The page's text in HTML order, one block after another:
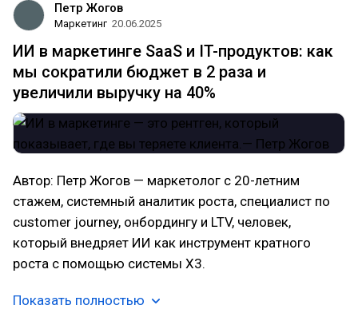
Петр Жогов
Маркетинг 20.06.2025
ИИ в маркетинге SaaS и IT-продуктов: как
мы сократили бюджет в 2 раза и
увеличили выручку на 40%
Автор: Петр Жогов — маркетолог с 20-летним
стажем, системный аналитик роста, специалист по
customer journey, онбордингу и LTV, человек,
который внедряет ИИ как инструмент кратного
роста с помощью системы X3.
Показать полностью